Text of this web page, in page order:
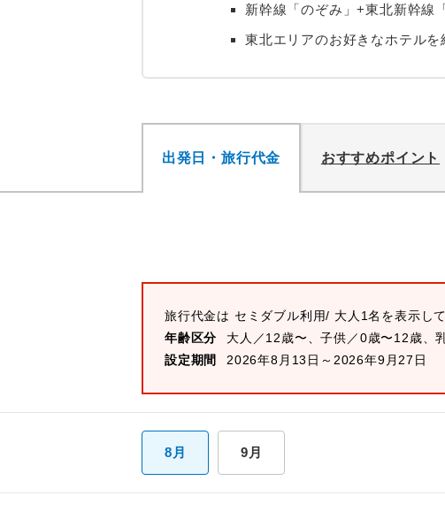
新幹線「のぞみ」+東北新幹線
東北エリアのお好きなホテル
出発日・旅行代金 おすすめポイント
旅行代金は セミダブル利用/ 大人1名を表示して
年齢区分
大人／12歳〜、子供／0歳〜12歳、
設定期間
2026年8月13日～2026年9月27日
8月 9月